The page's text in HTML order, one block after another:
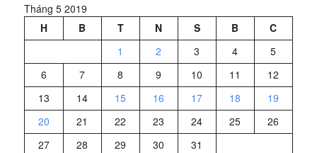
Tháng 5 2019
H
B T N S B
C
1
2 3 4
5
6
7 8 9 10 11
12
13
14 15 16 17 18
19
20
21 22 23 24 25
26
27
28 29 30
31